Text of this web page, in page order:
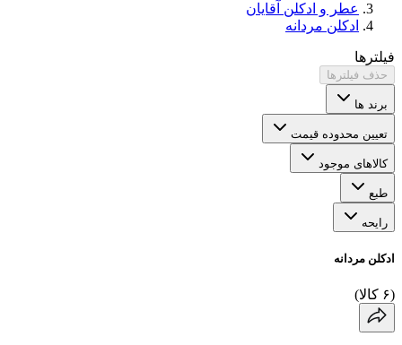
عطر و ادکلن آقایان
ادکلن مردانه
فیلترها
حذف فیلترها
برند ها
تعیین محدوده قیمت
کالاهای موجود
طبع
رایحه
ادکلن مردانه
(۶ کالا)